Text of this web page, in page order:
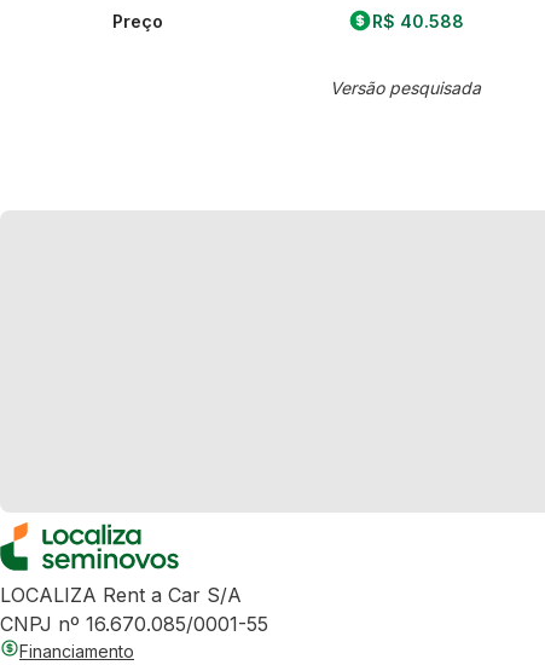
Preço R$ 40.588
Versão pesquisada
LOCALIZA Rent a Car S/A
CNPJ nº 16.670.085/0001-55
Financiamento